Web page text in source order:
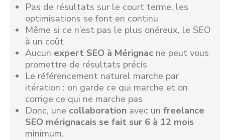
Pas de résultats sur le court terme, les
optimisations se font en continu
Même si ce n’est pas le plus onéreux, le SEO
à un coût
Aucun expert SEO à Mérignac ne peut vous
promettre de résultats précis
Le référencement naturel marche par
itération : on garde ce qui marche et on
corrige ce qui ne marche pas
Donc, une collaboration avec un freelance
SEO mérignacais se fait sur 6 à 12 mois
minimum.